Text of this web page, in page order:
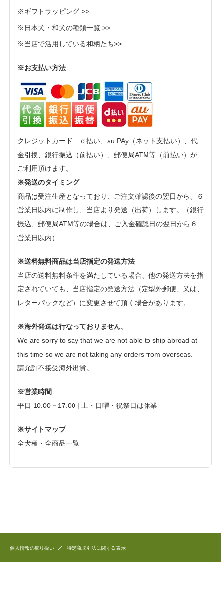
※ギフトラッピング >>
※日本犬・和犬の種類一覧 >>
※当店で活用している和柄たち>>
※お支払い方法
クレジットカード、ｄ払い、au PAy（ネット支払い）、代
金引換、銀行振込（前払い）、郵便局ATM等（前払い）が
ご利用頂けます。
※発送のタイミング
商品は受注生産となっており、ご注文確認後の翌日から、６
営業日以内に制作し、当店より発送（出荷）します。（銀行
振込、郵便局ATM等の場合は、ご入金確認日の翌日から６
営業日以内）
※送料無料商品は当店指定の発送方法
当店の送料無料条件を満たしている場合、他の発送方法を指
定されていても、当店指定の発送方法（定型外郵便、又は、
レターパックなど）に変更させて頂く場合があります。
※海外発送は行なっておりません。
We are sorry to say that we are not able to ship abroad at
this time so we are not taking any orders from overseas.
請允許不接受海外出貨。
※営業時間
平日 10:00－17:00 | 土・日曜・祝祭日は休業
※サイトマップ
全犬種・全商品一覧
個人情報の取り扱い 特定商取引法に関する表示